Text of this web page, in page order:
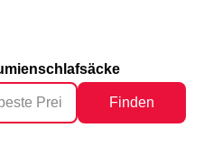
Finden